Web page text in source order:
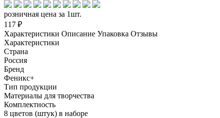
розничная цена за 1шт.
117 ₽
Характеристики Описание Упаковка Отзывы
Характеристики
Страна
Россия
Бренд
Феникс+
Тип продукции
Материалы для творчества
Комплектность
8 цветов (штук) в наборе